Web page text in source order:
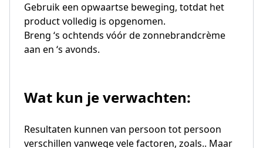
Gebruik een opwaartse beweging, totdat het
product volledig is opgenomen.
Breng ‘s ochtends vóór de zonnebrandcrème
aan en ‘s avonds.
Wat kun je verwachten:
Resultaten kunnen van persoon tot persoon
verschillen vanwege vele factoren, zoals.. Maar